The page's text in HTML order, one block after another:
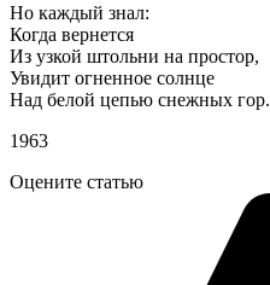
Но каждый знал:
Когда вернется
Из узкой штольни на простор,
Увидит огненное солнце
Над белой цепью снежных гор.
1963
Оцените статью